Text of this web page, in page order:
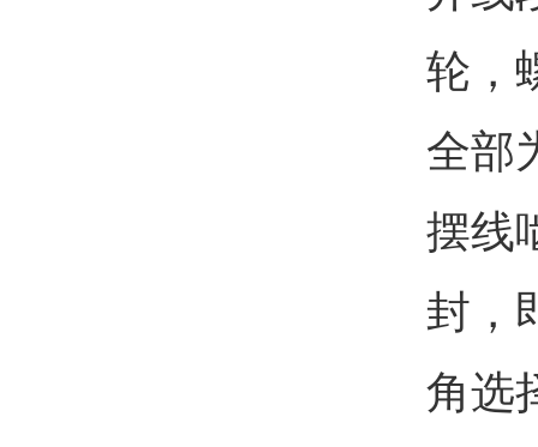
轮，
全部
摆线
封，
角选